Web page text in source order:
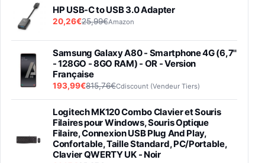
HP USB-C to USB 3.0 Adapter
20,26€25,99€Amazon
Samsung Galaxy A80 - Smartphone 4G (6,7''
- 128GO - 8GO RAM) - OR - Version
Française
193,99€815,76€Cdiscount (Vendeur Tiers)
Logitech MK120 Combo Clavier et Souris
Filaires pour Windows, Souris Optique
Filaire, Connexion USB Plug And Play,
Confortable, Taille Standard, PC/Portable,
Clavier QWERTY UK - Noir